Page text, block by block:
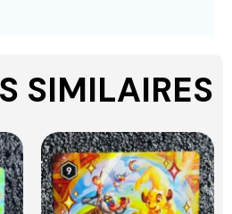
SIMILAIRES